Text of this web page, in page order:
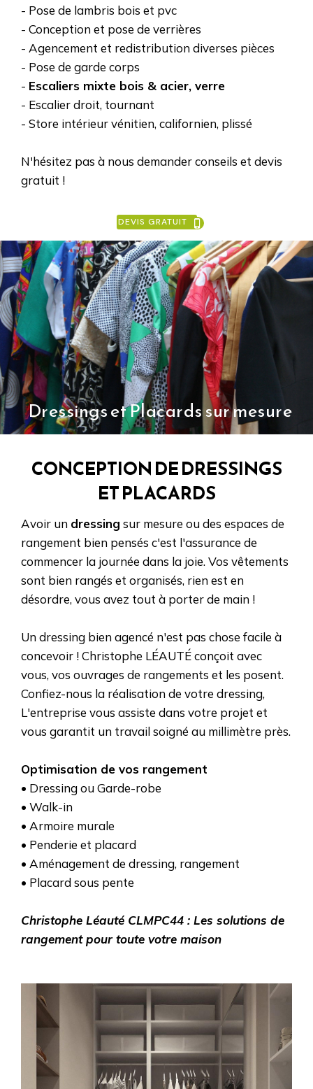
- Pose de lambris bois et pvc
- Conception et pose de verrières
- Agencement et redistribution diverses pièces
- Pose de garde corps
- Escaliers mixte bois & acier, verre
- Escalier droit, tournant
- Store intérieur vénitien, californien, plissé
N'hésitez pas à nous demander conseils et devis
gratuit !
DEVIS GRATUIT
Dressings et Placards sur mesure
CONCEPTION DE DRESSINGS
ET PLACARDS
Avoir un dressing sur mesure ou des espaces de
rangement bien pensés c'est l'assurance de
commencer la journée dans la joie. Vos vêtements
sont bien rangés et organisés, rien est en
désordre, vous avez tout à porter de main !
Un dressing bien agencé n'est pas chose facile à
concevoir ! Christophe LÉAUTÉ conçoit avec
vous, vos ouvrages de rangements et les posent.
Confiez-nous la réalisation de votre dressing,
L'entreprise vous assiste dans votre projet et
vous garantit un travail soigné au millimètre près.
Optimisation de vos rangement
• Dressing ou Garde-robe
• Walk-in
• Armoire murale
• Penderie et placard
• Aménagement de dressing, rangement
• Placard sous pente
Christophe Léauté CLMPC44 : Les solutions de
rangement pour toute votre maison